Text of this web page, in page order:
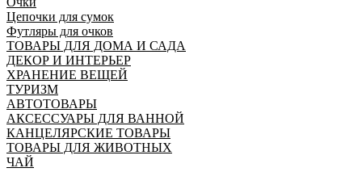
Цепочки для сумок
Футляры для очков
ТОВАРЫ ДЛЯ ДОМА И САДА
ДЕКОР И ИНТЕРЬЕР
ХРАНЕНИЕ ВЕЩЕЙ
ТУРИЗМ
АВТОТОВАРЫ
АКСЕССУАРЫ ДЛЯ ВАННОЙ
КАНЦЕЛЯРСКИЕ ТОВАРЫ
ТОВАРЫ ДЛЯ ЖИВОТНЫХ
ЧАЙ